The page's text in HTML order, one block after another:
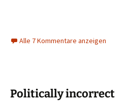
Alle 7 Kommentare anzeigen
Politically incorrect